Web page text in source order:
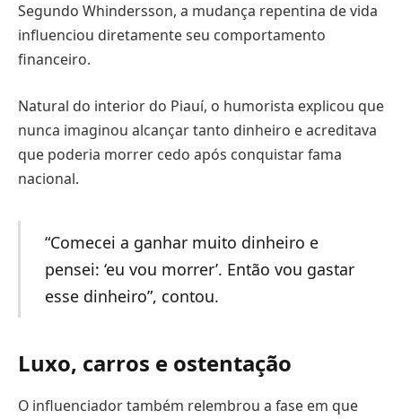
Segundo Whindersson, a mudança repentina de vida
influenciou diretamente seu comportamento
financeiro.
Natural do interior do Piauí, o humorista explicou que
nunca imaginou alcançar tanto dinheiro e acreditava
que poderia morrer cedo após conquistar fama
nacional.
“Comecei a ganhar muito dinheiro e
pensei: ‘eu vou morrer’. Então vou gastar
esse dinheiro”, contou.
Luxo, carros e ostentação
O influenciador também relembrou a fase em que